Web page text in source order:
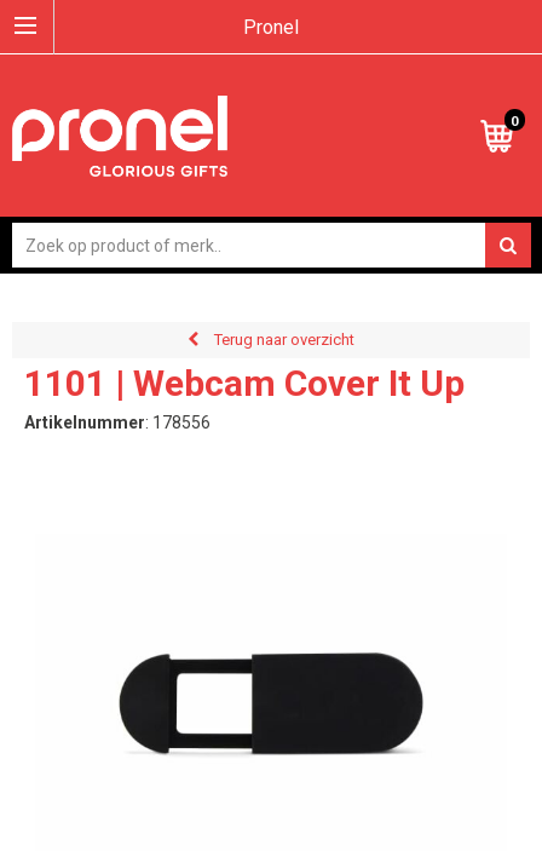
Pronel
0
Terug naar overzicht
1101 | Webcam Cover It Up
Artikelnummer: 178556